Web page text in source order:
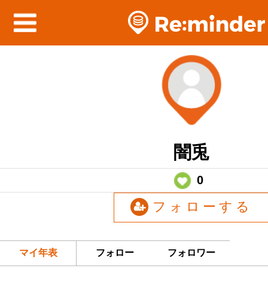
闇兎
0
フォローする
マイ年表 フォロー フォロワー